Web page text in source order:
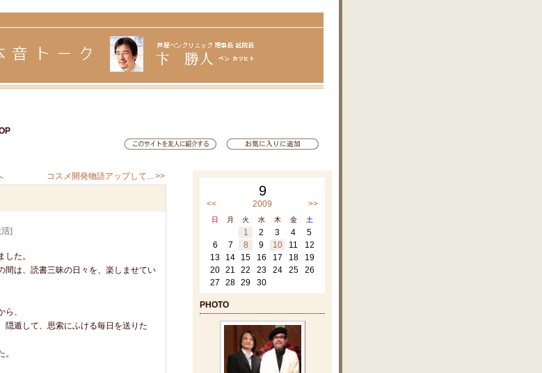
コスメ開発物語アップして... >>
]
した。
間は、読書三昧の日々を、楽しませてい
、
隠遁して、思索にふける毎日を送りた
9
<< 2009 >>
日 月 火 水 木 金 土
1 2 3 4
5
6
7 8 9 10 11
12
13
14 15 16 17 18
19
20 21 22 23 24 25
26
27
28 29 30
PHOTO